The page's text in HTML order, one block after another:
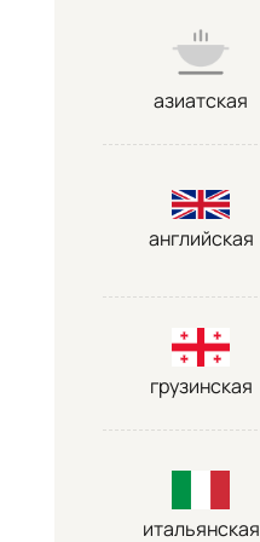
азиатская
английская
грузинская
итальянская